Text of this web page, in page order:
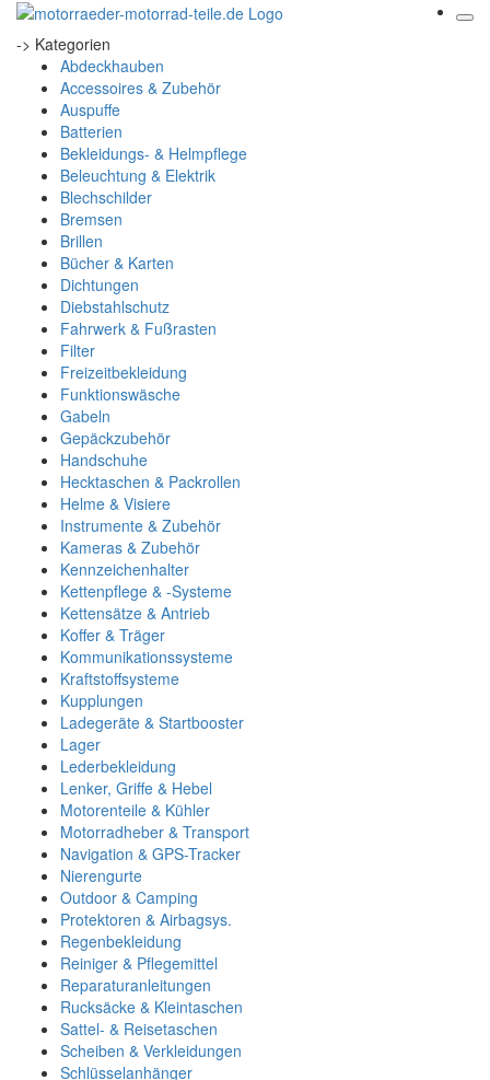
-> Kategorien
Abdeckhauben
Accessoires & Zubehör
Auspuffe
Batterien
Bekleidungs- & Helmpflege
Beleuchtung & Elektrik
Blechschilder
Bremsen
Brillen
Bücher & Karten
Dichtungen
Diebstahlschutz
Fahrwerk & Fußrasten
Filter
Freizeitbekleidung
Funktionswäsche
Gabeln
Gepäckzubehör
Handschuhe
Hecktaschen & Packrollen
Helme & Visiere
Instrumente & Zubehör
Kameras & Zubehör
Kennzeichenhalter
Kettenpflege & -Systeme
Kettensätze & Antrieb
Koffer & Träger
Kommunikationssysteme
Kraftstoffsysteme
Kupplungen
Ladegeräte & Startbooster
Lager
Lederbekleidung
Lenker, Griffe & Hebel
Motorenteile & Kühler
Motorradheber & Transport
Navigation & GPS-Tracker
Nierengurte
Outdoor & Camping
Protektoren & Airbagsys.
Regenbekleidung
Reiniger & Pflegemittel
Reparaturanleitungen
Rucksäcke & Kleintaschen
Sattel- & Reisetaschen
Scheiben & Verkleidungen
Schlüsselanhänger